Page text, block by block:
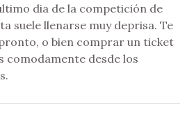
dia de la competición de
suele llenarse muy deprisa. Te
o bien comprar un ticket
comodamente desde los